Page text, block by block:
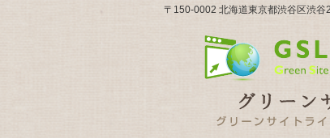
〒150-0002 北海道東京都渋谷区渋